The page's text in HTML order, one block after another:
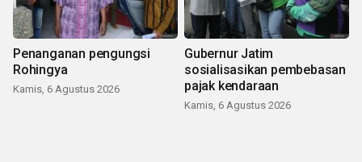
Penanganan pengungsi
Rohingya
Kamis, 6 Agustus 2026
Gubernur Jatim
sosialisasikan pembebasan
pajak kendaraan
Kamis, 6 Agustus 2026